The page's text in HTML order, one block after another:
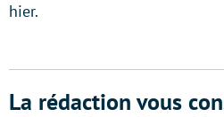
hier.
La rédaction vous